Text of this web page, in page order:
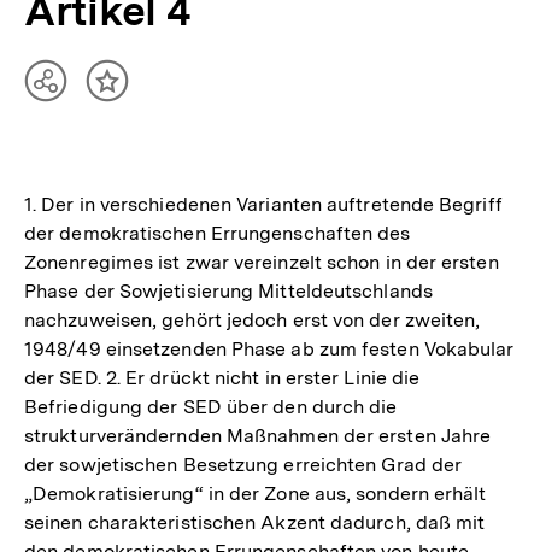
Artikel 4
TeilenInhalt
1. Der in verschiedenen Varianten auftretende Begriff
der demokratischen Errungenschaften des
Zonenregimes ist zwar vereinzelt schon in der ersten
Phase der Sowjetisierung Mitteldeutschlands
nachzuweisen, gehört jedoch erst von der zweiten,
1948/49 einsetzenden Phase ab zum festen Vokabular
der SED. 2. Er drückt nicht in erster Linie die
Befriedigung der SED über den durch die
strukturverändernden Maßnahmen der ersten Jahre
der sowjetischen Besetzung erreichten Grad der
„Demokratisierung“ in der Zone aus, sondern erhält
seinen charakteristischen Akzent dadurch, daß mit